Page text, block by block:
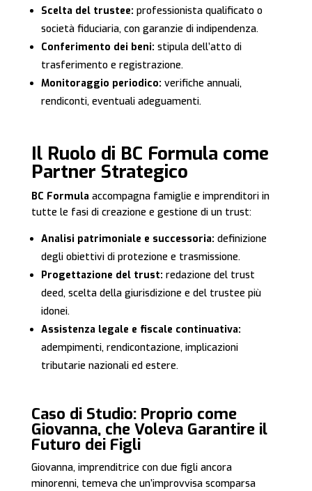
Scelta del trustee: professionista qualificato o
società fiduciaria, con garanzie di indipendenza.
Conferimento dei beni: stipula dell’atto di
trasferimento e registrazione.
Monitoraggio periodico: verifiche annuali,
rendiconti, eventuali adeguamenti.
Il Ruolo di BC Formula come
Partner Strategico
BC Formula accompagna famiglie e imprenditori in
tutte le fasi di creazione e gestione di un trust:
Analisi patrimoniale e successoria: definizione
degli obiettivi di protezione e trasmissione.
Progettazione del trust: redazione del trust
deed, scelta della giurisdizione e del trustee più
idonei.
Assistenza legale e fiscale continuativa:
adempimenti, rendicontazione, implicazioni
tributarie nazionali ed estere.
Caso di Studio: Proprio come
Giovanna, che Voleva Garantire il
Futuro dei Figli
Giovanna, imprenditrice con due figli ancora
minorenni, temeva che un’improvvisa scomparsa